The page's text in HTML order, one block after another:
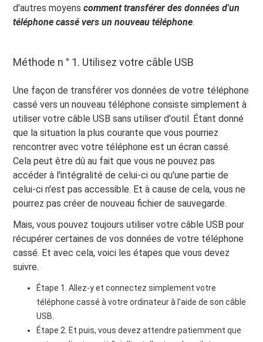
d'autres moyenscomment transférer des données d'un
téléphone cassé vers un nouveau téléphone.
Méthode n ° 1. Utilisez votre câble USB
Une façon de transférer vos données de votre téléphone
cassé vers un nouveau téléphone consiste simplement à
utiliser votre câble USB sans utiliser d'outil. Étant donné
que la situation la plus courante que vous pourriez
rencontrer avec votre téléphone est un écran cassé.
Cela peut être dû au fait que vous ne pouvez pas
accéder à l'intégralité de celui-ci ou qu'une partie de
celui-ci n'est pas accessible. Et à cause de cela, vous ne
pourrez pas créer de nouveau fichier de sauvegarde.
Mais, vous pouvez toujours utiliser votre câble USB pour
récupérer certaines de vos données de votre téléphone
cassé. Et avec cela, voici les étapes que vous devez
suivre.
Étape 1. Allez-y et connectez simplement votre
téléphone cassé à votre ordinateur à l'aide de son câble
USB.
Étape 2. Et puis, vous devez attendre patiemment que